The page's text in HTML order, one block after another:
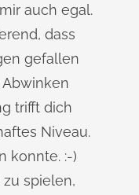
auch egal.
dass
gefallen
Abwinken
trifft dich
Niveau.
konnte. :-)
spielen,